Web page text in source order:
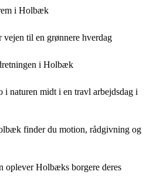
i Holbæk
til en grønnere hverdag
i Holbæk
naturen midt i en travl arbejdsdag i
finder du motion, rådgivning og
oplever Holbæks borgere deres